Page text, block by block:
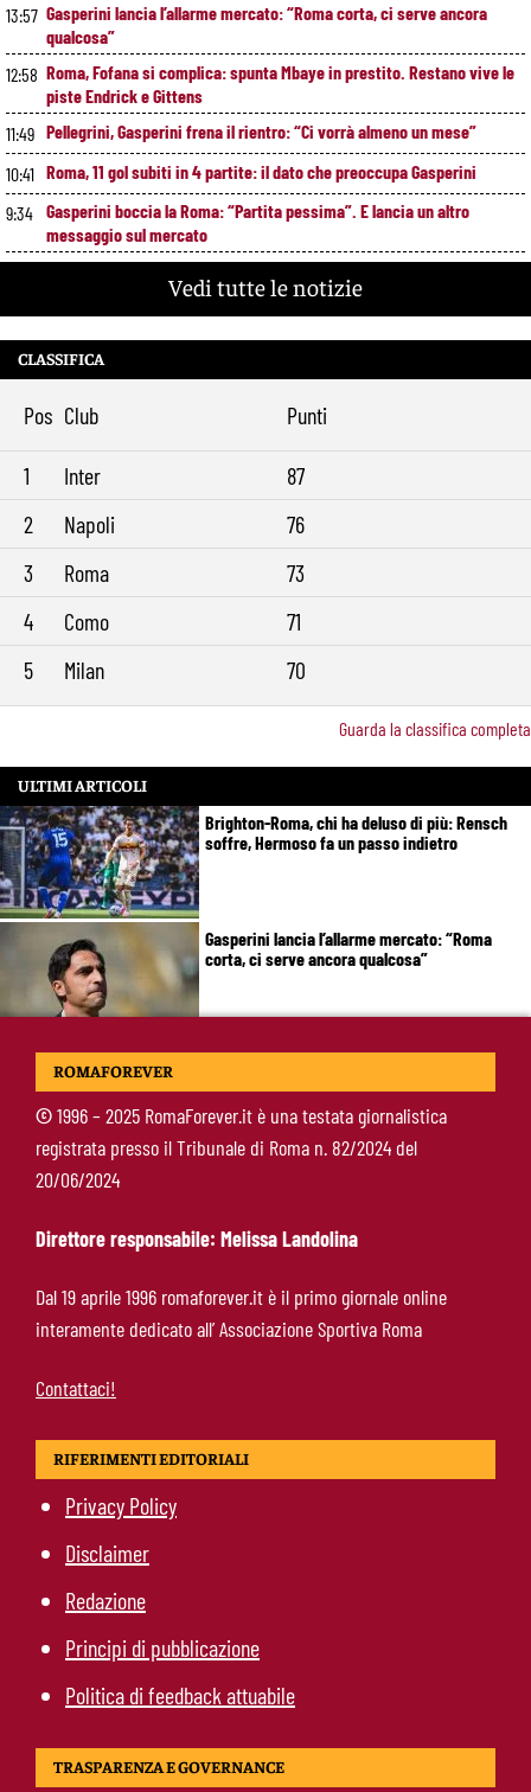
13:57 Gasperini lancia l’allarme mercato: “Roma corta, ci serve ancora
qualcosa”
12:58 Roma, Fofana si complica: spunta Mbaye in prestito. Restano vive le
piste Endrick e Gittens
11:49 Pellegrini, Gasperini frena il rientro: “Ci vorrà almeno un mese”
10:41 Roma, 11 gol subiti in 4 partite: il dato che preoccupa Gasperini
9:34 Gasperini boccia la Roma: “Partita pessima”. E lancia un altro
messaggio sul mercato
Vedi tutte le notizie
CLASSIFICA
Pos Club Punti
1 Inter
87
2
Napoli
76
3
Roma
73
4
Como
71
5
Milan 70
Guarda la classifica completa
ULTIMI ARTICOLI
Brighton-Roma, chi ha deluso di più: Rensch
soffre, Hermoso fa un passo indietro
Gasperini lancia l’allarme mercato: “Roma
corta, ci serve ancora qualcosa”
Roma, Fofana si complica: spunta Mbaye in
Gittens
Roma, 11 gol subiti in 4 partite: il dato che
preoccupa Gasperini
ROMAFOREVER
©1996 – 2025 RomaForever.it è una testata giornalistica
registrata presso il Tribunale di Roma n. 82/2024 del
20/06/2024
Direttore responsabile: Melissa Landolina
Dal 19 aprile 1996 romaforever.it è il primo giornale online
interamente dedicato all’ Associazione Sportiva Roma
Contattaci!
RIFERIMENTI EDITORIALI
Privacy Policy
Disclaimer
Redazione
Principi di pubblicazione
Politica di feedback attuabile
TRASPARENZA E GOVERNANCE